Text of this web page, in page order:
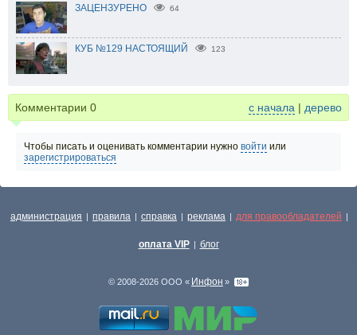
ЗАЦЕНЗУРЕНО 64
КУБ №129 НАСТОЯЩИЙ 123
Комментарии 0 с начала | дерево
Чтобы писать и оценивать комментарии нужно войти или
зарегистрироваться
администрация | правила | справка | реклама | для правообладателей |
оплата VIP | блог
© 2008-2026 ООО « Инфон »